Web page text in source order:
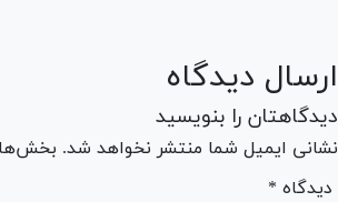
ارسال دیدگاه
دیدگاهتان را بنویسید
نشانی ایمیل شما منتشر نخواهد شد.
* دیدگاه